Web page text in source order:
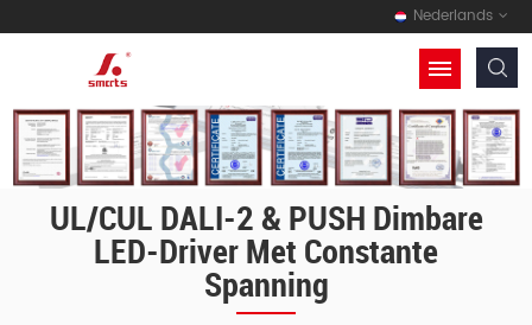
Nederlands
UL/cUL DALI-2 & PUSH Dimbare
LED-Driver Met Constante
Spanning